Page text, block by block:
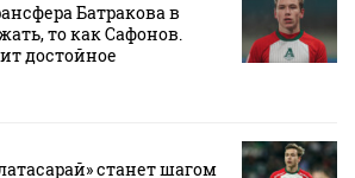
Батракова в
то как Сафонов.
достойное
станет шагом